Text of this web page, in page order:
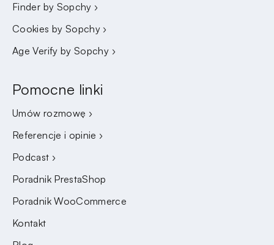
Finder by Sopchy ›
Cookies by Sopchy ›
Age Verify by Sopchy ›
Pomocne linki
Umów rozmowę ›
Referencje i opinie ›
Podcast ›
Poradnik PrestaShop
Poradnik WooCommerce
Kontakt